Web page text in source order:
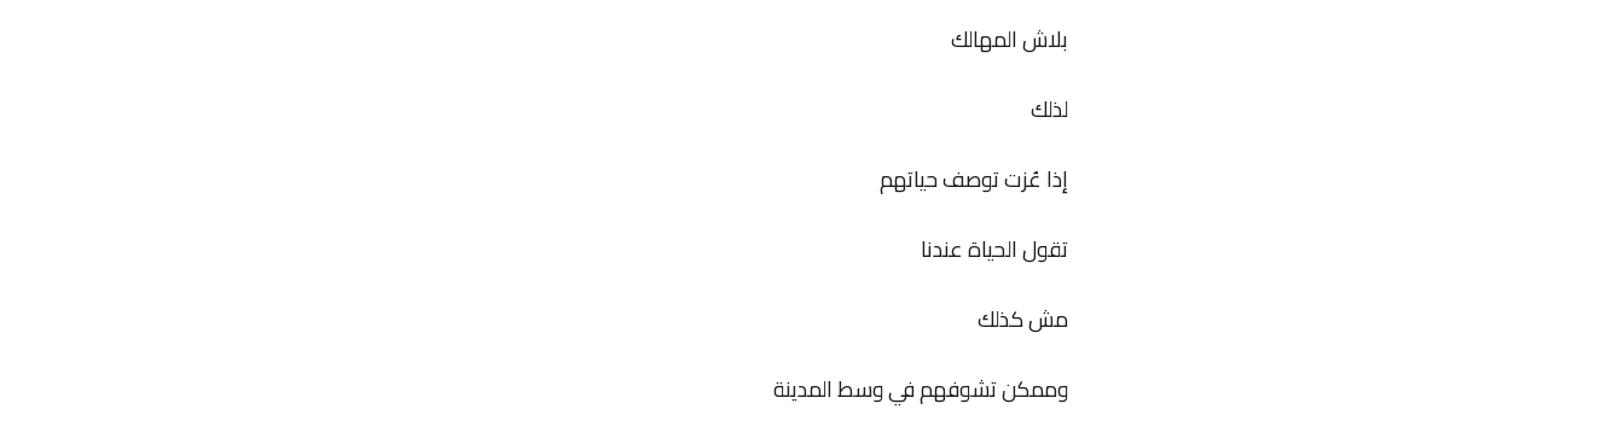
بلاش المهالك
لذلك
إذا عُزت توصف حیاتهم
تقول الحیاة عندنا
مش كذلك
وممكن تشوفهم في وسط المدینة